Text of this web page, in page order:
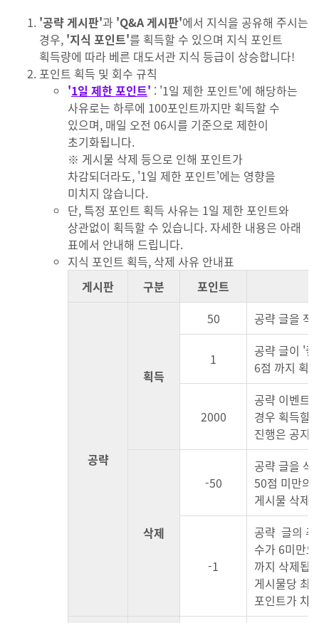
'공략 게시판'과 'Q&A 게시판'에서 지식을 공유해 주시는
경우, '지식 포인트'를 획득할 수 있으며 지식 포인트
획득량에 따라 베른 대도서관 지식 등급이 상승합니다!
포인트 획득 및 회수 규칙
'1일 제한 포인트' : '1일 제한 포인트'에 해당하는
사유로는 하루에 100포인트까지만 획득할 수
있으며, 매일 오전 06시를 기준으로 제한이
초기화됩니다.
※ 게시물 삭제 등으로 인해 포인트가
차감되더라도, '1일 제한 포인트'에는 영향을
미치지 않습니다.
단, 특정 포인트 획득 사유는 1일 제한 포인트와
상관없이 획득할 수 있습니다. 자세한 내용은 아래
표에서 안내해 드립니다.
지식 포인트 획득, 삭제 사유 안내표
게시판
구분 포인트
공략
획득
50 공략 글을 작
1
공략 글이 '
6점 까지 획
2000
공략 이벤트
경우 획득할
진행은 공지
삭제
-50
공략 글을 삭
50점 미만의
게시물 삭제
-1
공략 글의 추
수가 6미만
까지 삭제됩
게시물당 최
포인트가 차